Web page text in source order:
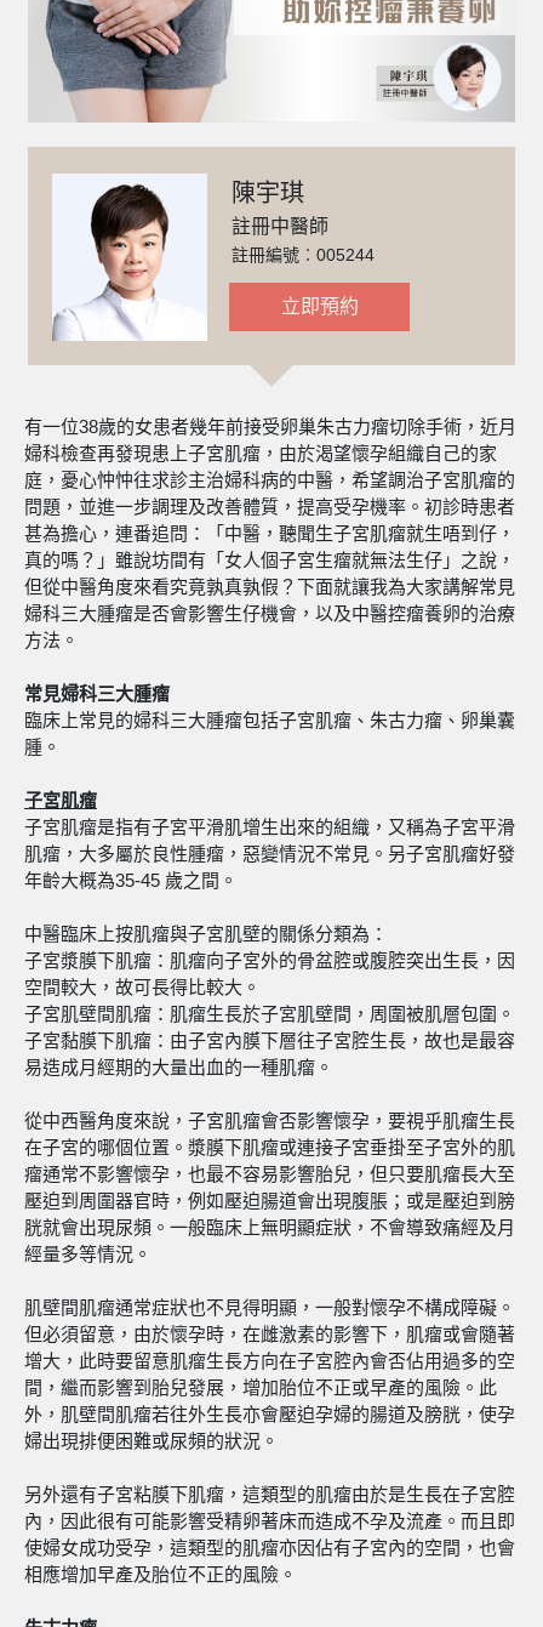
陳宇琪
註冊中醫師
註冊編號︰005244
立即預約
有一位38歲的女患者幾年前接受卵巢朱古力瘤切除手術，近月
婦科檢查再發現患上子宮肌瘤，由於渴望懷孕組織自己的家
庭，憂心忡忡往求診主治婦科病的中醫，希望調治子宮肌瘤的
問題，並進一步調理及改善體質，提高受孕機率。初診時患者
甚為擔心，連番追問：「中醫，聽聞生子宮肌瘤就生唔到仔，
真的嗎？」雖說坊間有「女人個子宮生瘤就無法生仔」之說，
但從中醫角度來看究竟孰真孰假？下面就讓我為大家講解常見
婦科三大腫瘤是否會影響生仔機會，以及中醫控瘤養卵的治療
方法。
常見婦科三大腫瘤
臨床上常見的婦科三大腫瘤包括子宮肌瘤、朱古力瘤、卵巢囊
腫。
子宮肌瘤
子宮肌瘤是指有子宮平滑肌增生出來的組織，又稱為子宮平滑
肌瘤，大多屬於良性腫瘤，惡變情況不常見。另子宮肌瘤好發
年齡大概為35-45 歲之間。
中醫臨床上按肌瘤與子宮肌壁的關係分類為：
子宮漿膜下肌瘤：肌瘤向子宮外的骨盆腔或腹腔突出生長，因
空間較大，故可長得比較大。
子宮肌壁間肌瘤：肌瘤生長於子宮肌壁間，周圍被肌層包圍。
子宮黏膜下肌瘤：由子宮內膜下層往子宮腔生長，故也是最容
易造成月經期的大量出血的一種肌瘤。
從中西醫角度來說，子宮肌瘤會否影響懷孕，要視乎肌瘤生長
在子宮的哪個位置。漿膜下肌瘤或連接子宮垂掛至子宮外的肌
瘤通常不影響懷孕，也最不容易影響胎兒，但只要肌瘤長大至
壓迫到周圍器官時，例如壓迫腸道會出現腹脹；或是壓迫到膀
胱就會出現尿頻。一般臨床上無明顯症狀，不會導致痛經及月
經量多等情況。
肌壁間肌瘤通常症狀也不見得明顯，一般對懷孕不構成障礙。
但必須留意，由於懷孕時，在雌激素的影響下，肌瘤或會隨著
增大，此時要留意肌瘤生長方向在子宮腔內會否佔用過多的空
間，繼而影響到胎兒發展，增加胎位不正或早產的風險。此
外，肌壁間肌瘤若往外生長亦會壓迫孕婦的腸道及膀胱，使孕
婦出現排便困難或尿頻的狀況。
另外還有子宮粘膜下肌瘤，這類型的肌瘤由於是生長在子宮腔
內，因此很有可能影響受精卵著床而造成不孕及流產。而且即
使婦女成功受孕，這類型的肌瘤亦因佔有子宮內的空間，也會
相應增加早產及胎位不正的風險。